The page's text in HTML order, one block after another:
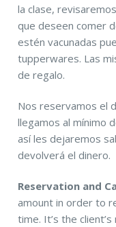
la clase,
que deseen comer
estén vacunadas
tupperwares. Las
de regalo.
Nos reservamos el
llegamos al mínimo
así les dejaremos
devolverá el dinero.
Reservation and
amount in order to
time. It’s the